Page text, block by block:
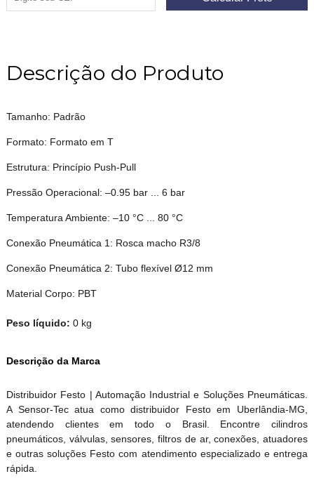
Descrição do Produto
Tamanho: Padrão
Formato: Formato em T
Estrutura: Princípio Push-Pull
Pressão Operacional: –0.95 bar ... 6 bar
Temperatura Ambiente: –10 °C ... 80 °C
Conexão Pneumática 1: Rosca macho R3/8
Conexão Pneumática 2: Tubo flexível Ø12 mm
Material Corpo: PBT
Peso líquido: 0 kg
Descrição da Marca
Distribuidor Festo | Automação Industrial e Soluções Pneumáticas.
A Sensor-Tec atua como distribuidor Festo em Uberlândia-MG,
atendendo clientes em todo o Brasil. Encontre cilindros
pneumáticos, válvulas, sensores, filtros de ar, conexões, atuadores
e outras soluções Festo com atendimento especializado e entrega
rápida.